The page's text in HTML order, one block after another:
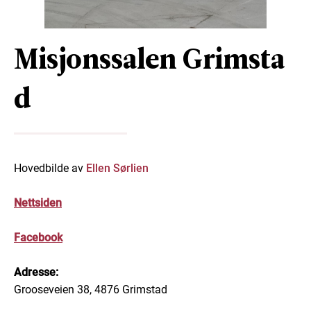
Misjonssalen Grimsta
d
Hovedbilde av Ellen Sørlien
Nettsiden
Facebook
Adresse:
Grooseveien 38, 4876 Grimstad